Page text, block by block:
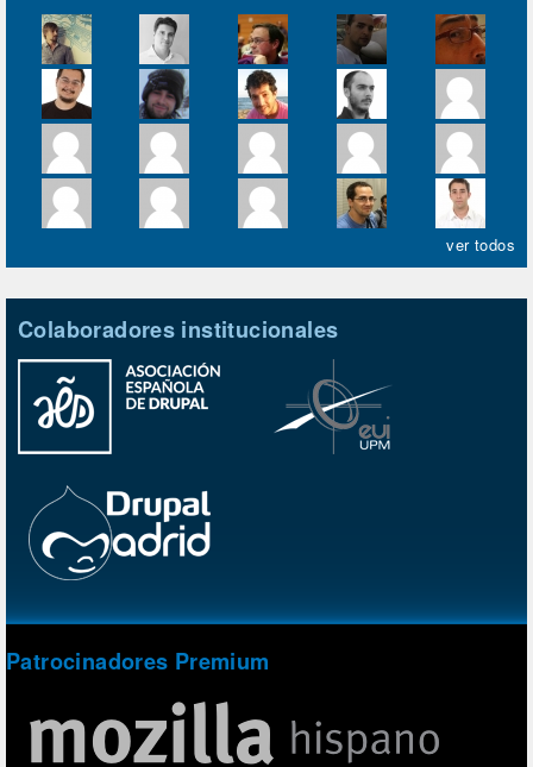
ver todos
Colaboradores institucionales
Patrocinadores Premium